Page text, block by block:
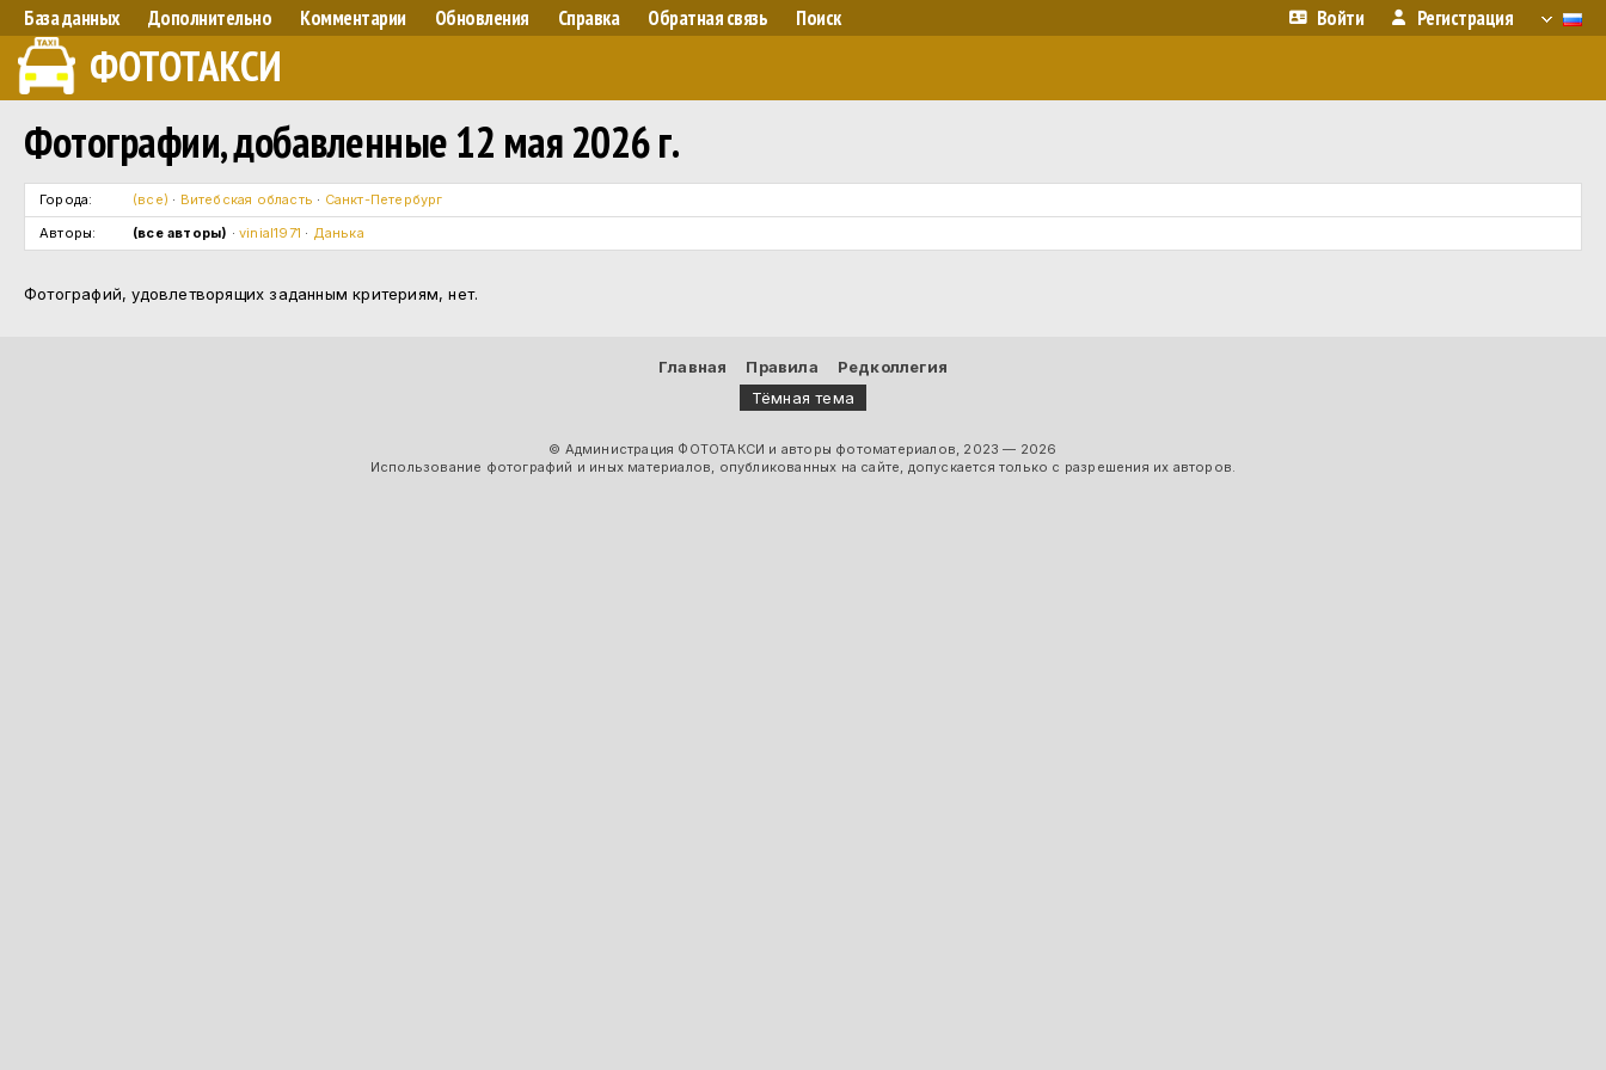
База данных Дополнительно Комментарии Обновления Справка Обратная связь Поиск Войти Регистрация
ФОТОТАКСИ
Фотографии, добавленные 12 мая 2026 г.
Города: (все) · Витебская область · Санкт-Петербург
Авторы:
(все авторы) ·vinial1971 · Данька
Фотографий, удовлетворящих заданным критериям, нет.
Главная Правила
Редколлегия
Тёмная тема
© Администрация ФОТОТАКСИ и авторы фотоматериалов, 2023 — 2026
Использование фотографий и иных материалов, опубликованных на сайте, допускается только с разрешения их авторов.